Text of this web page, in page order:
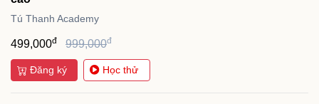
Tú Thanh Academy
499,000đ 999,000đ
Đăng ký Học thử